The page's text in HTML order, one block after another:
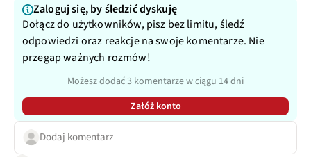
Zaloguj się, by śledzić dyskuję
Dołącz do użytkowników, pisz bez limitu, śledź
odpowiedzi oraz reakcje na swoje komentarze. Nie
przegap ważnych rozmów!
Możesz dodać 3 komentarze w ciągu 14 dni
Załóż konto
Dodaj komentarz